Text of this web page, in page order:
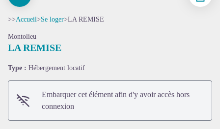
Voir l'image en plein écran
>>Accueil>Se loger>LA REMISE
Montolieu
LA REMISE
Type : Hébergement locatif
Embarquer cet élément afin d'y avoir accès hors
connexion